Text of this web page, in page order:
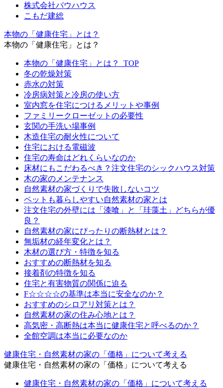
株式会社バウハウス
こもだ建総
本物の「健康住宅」とは？
本物の「健康住宅」とは？
本物の「健康住宅」とは？_TOP
冬の乾燥対策
赤水の対策
冷房病対策と冷房の使い方
室内窓を住宅につけるメリットや事例
ファミリークローゼットの必要性
玄関の手洗い場事例
木造住宅の耐火性について
住宅における電磁波
住宅の寿命はどれくらいなのか
床材にもこだわるべき？注文住宅のシックハウス対策
木の家のメンテナンス
自然素材の家づくりで失敗しないコツ
ペットも暮らしやすい自然素材の家とは
注文住宅の外壁には「漆喰」と「珪藻土」どちらが優
良？
自然素材の家にぴったりの断熱材とは？
無垢材の経年変化とは？
木材の選び方・特徴を知る
おすすめの断熱材を知る
接着剤の特徴を知る
住宅と有害物質の関係に迫る
F☆☆☆☆の基準は本当に安全なのか？
おすすめのシロアリ対策とは？
自然素材の家の住み心地とは？
高気密・高断熱は本当に健康住宅と呼べるのか？
全館空調は本当に必要なのか
健康住宅・自然素材の家の「価格」について考える
健康住宅・自然素材の家の「価格」について考える
健康住宅・自然素材の家の「価格」について考える